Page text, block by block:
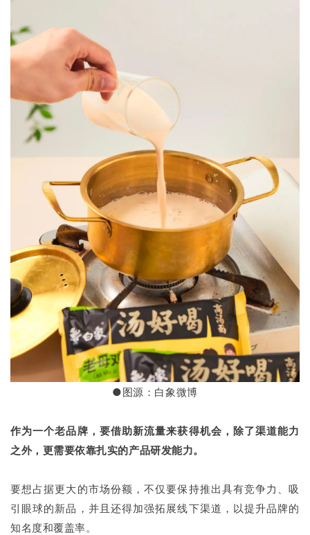
●图源：白象微博
作为一个老品牌，要借助新流量来获得机会，除了渠道能力
之外，更需要依靠扎实的产品研发能力。
要想占据更大的市场份额，不仅要保持推出具有竞争力、吸
引眼球的新品，并且还得加强拓展线下渠道，以提升品牌的
知名度和覆盖率。